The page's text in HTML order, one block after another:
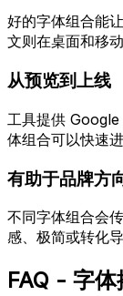
好的字体组合能
文则在桌面和移
从预览到上线
工具提供
体组合可以快速
有助于品牌方
不同字体组合会
感、极简或转化
FAQ - 字体